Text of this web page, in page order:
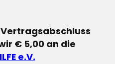
€ 5,00 an die
e.V.